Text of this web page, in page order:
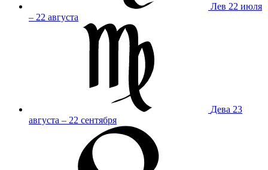
Лев 22 июля
– 22 августа
Дева 23
августа – 22 сентября